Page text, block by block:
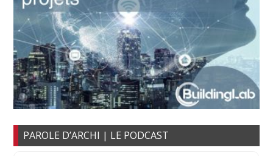
PAROLE D’ARCHI | LE PODCAST